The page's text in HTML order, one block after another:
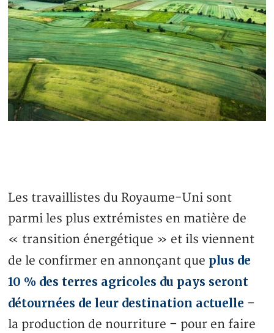
Les travaillistes du Royaume-Uni sont
parmi les plus extrémistes en matière de
« transition énergétique » et ils viennent
de le confirmer en annonçant que plus de
10 % des terres agricoles du pays seront
détournées de leur destination actuelle –
la production de nourriture – pour en faire